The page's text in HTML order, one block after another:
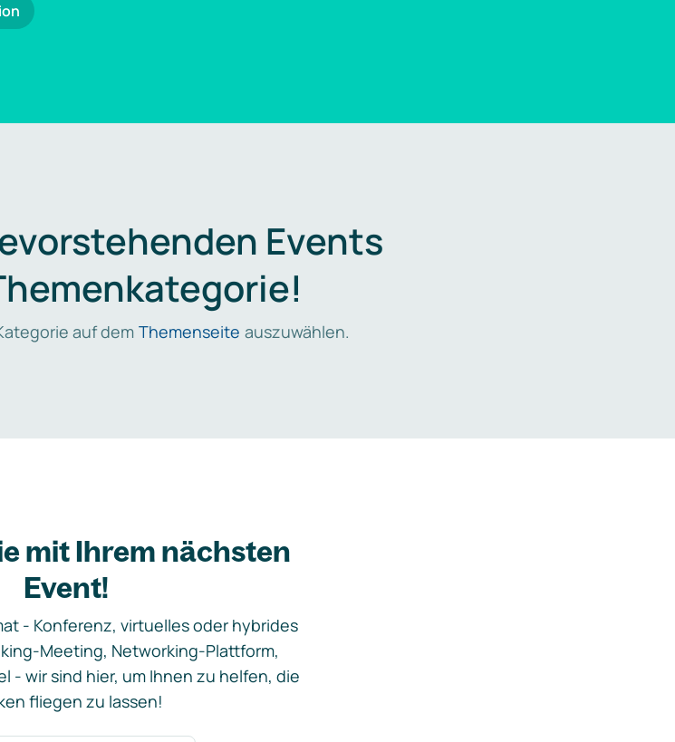
Events
auf dem Themenseite auszuwählen.
mit Ihrem nächsten
Event!
- Konferenz, virtuelles oder hybrides
Meeting, Networking-Plattform,
- wir sind hier, um Ihnen zu helfen, die
fliegen zu lassen!